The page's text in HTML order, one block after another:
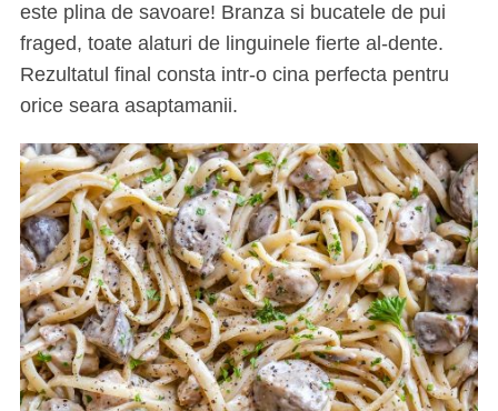
este plina de savoare! Branza si bucatele de pui
fraged, toate alaturi de linguinele fierte al-dente.
Rezultatul final consta intr-o cina perfecta pentru
orice seara asaptamanii.